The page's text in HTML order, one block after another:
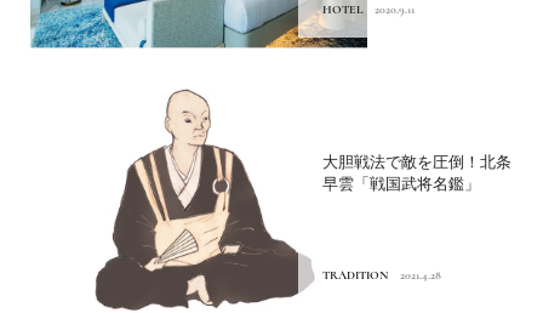
HOTEL 2020.9.11
大胆戦法で敵を圧倒！北条
早雲「戦国武将名鑑」
TRADITION 2021.4.28